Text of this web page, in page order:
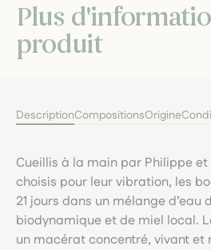
Plus
produit
DescriptionCompositionsOrigine
Cueillis à la main par Philippe
choisis pour leur vibration, les
21 jours dans un mélange d’eau
biodynamique et de miel local.
un macérat concentré, vivant et